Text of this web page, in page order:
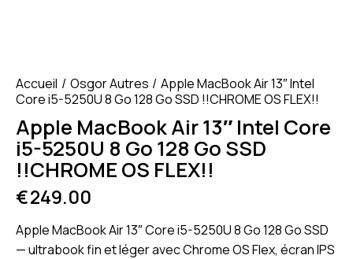
Accueil Osgor Autres
Apple MacBook Air 13″ Intel
Core i5-5250U 8 Go 128 Go SSD !!CHROME OS FLEX!!
Apple MacBook Air 13″ Intel Core
i5-5250U 8 Go 128 Go SSD
!!CHROME OS FLEX!!
€249.00
Apple MacBook Air 13″ Core i5-5250U 8 Go 128 Go SSD
— ultrabook fin et léger avec Chrome OS Flex, écran IPS